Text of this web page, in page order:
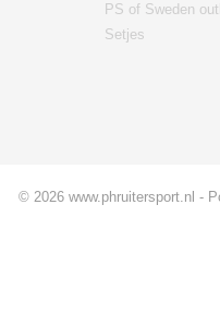
PS of Sweden
Setjes
© 2026 www.phruitersport.nl -